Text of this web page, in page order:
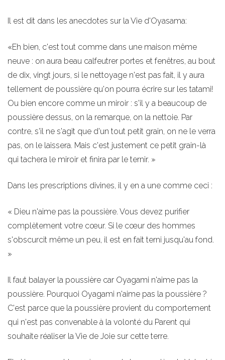
Il est dit dans les anecdotes sur la Vie d'Oyasama:
«Eh bien, c'est tout comme dans une maison même
neuve : on aura beau calfeutrer portes et fenêtres, au bout
de dix, vingt jours, si le nettoyage n'est pas fait, il y aura
tellement de poussière qu'on pourra écrire sur les tatami!
Ou bien encore comme un miroir : s'il y a beaucoup de
poussière dessus, on la remarque, on la nettoie. Par
contre, s'il ne s'agit que d'un tout petit grain, on ne le verra
pas, on le laissera. Mais c'est justement ce petit grain-là
qui tachera le miroir et finira par le ternir. »
Dans les prescriptions divines, il y en a une comme ceci :
« Dieu n'aime pas la poussière. Vous devez purifier
complètement votre cœur. Si le cœur des hommes
s'obscurcit même un peu, il est en fait terni jusqu'au fond.
»
Il faut balayer la poussière car Oyagami n'aime pas la
poussière. Pourquoi Oyagami n'aime pas la poussière ?
C'est parce que la poussière provient du comportement
qui n'est pas convenable à la volonté du Parent qui
souhaite réaliser la Vie de Joie sur cette terre.